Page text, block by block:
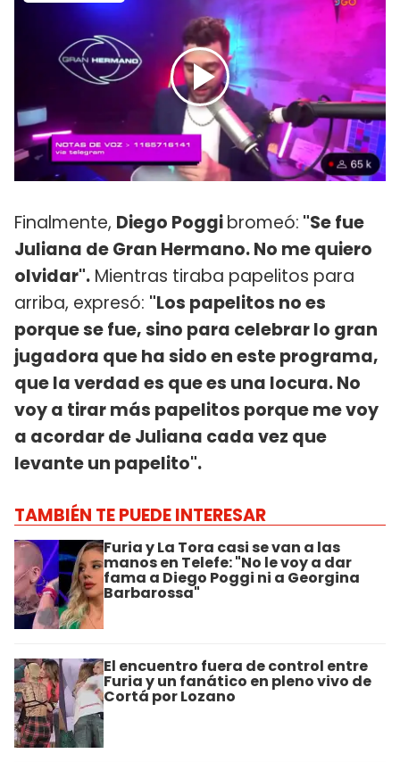
Finalmente, Diego Poggibromeó: "Se fue
Juliana de Gran Hermano. No me quiero
olvidar". Mientras tiraba papelitos para
arriba, expresó: "Los papelitos no es
porque se fue, sino para celebrar lo gran
jugadora que ha sido en este programa,
que la verdad es que es una locura. No
voy a tirar más papelitos porque me voy
a acordar de Juliana cada vez que
levante un papelito".
TAMBIÉN TE PUEDE INTERESAR
Furia y La Tora casi se van a las
manos en Telefe: "No le voy a dar
fama a Diego Poggi ni a Georgina
Barbarossa"
El encuentro fuera de control entre
Furia y un fanático en pleno vivo de
Cortá por Lozano